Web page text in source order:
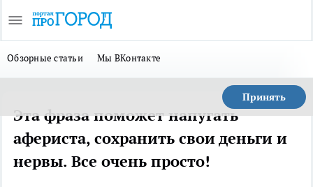
Обзорные статьи Мы ВКонтакте
Принять
Эта фраза поможет напугать
афериста, сохранить свои деньги и
нервы. Все очень просто!